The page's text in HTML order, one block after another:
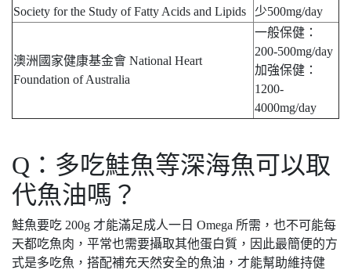
Society for the Study of Fatty Acids and Lipids
少500mg/day
澳洲國家健康基金會 National Heart
Foundation of Australia
一般保健：
200-500mg/day
加強保健：
1200-
4000mg/day
Q：多吃鮭魚等深海魚可以取
代魚油嗎？
鮭魚要吃 200g 才能滿足成人一日 Omega 所需，也不可能每
天都吃魚肉，平常也需要攝取其他蛋白質，因此最簡便的方
式是多吃魚，搭配補充天然安全的魚油，才能幫助維持健